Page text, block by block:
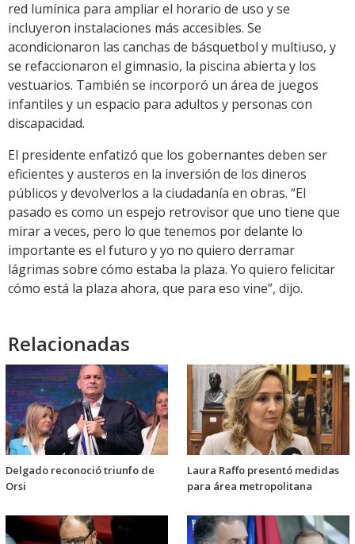
red lumínica para ampliar el horario de uso y se
incluyeron instalaciones más accesibles. Se
acondicionaron las canchas de básquetbol y multiuso, y
se refaccionaron el gimnasio, la piscina abierta y los
vestuarios. También se incorporó un área de juegos
infantiles y un espacio para adultos y personas con
discapacidad.
El presidente enfatizó que los gobernantes deben ser
eficientes y austeros en la inversión de los dineros
públicos y devolverlos a la ciudadanía en obras. “El
pasado es como un espejo retrovisor que uno tiene que
mirar a veces, pero lo que tenemos por delante lo
importante es el futuro y yo no quiero derramar
lágrimas sobre cómo estaba la plaza. Yo quiero felicitar
cómo está la plaza ahora, que para eso vine”, dijo.
Relacionadas
Delgado reconoció triunfo de
Orsi
Laura Raffo presentó medidas
para área metropolitana